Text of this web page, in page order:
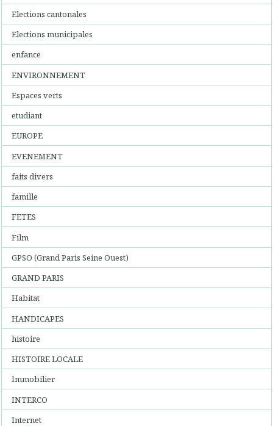
Elections cantonales
Elections municipales
enfance
ENVIRONNEMENT
Espaces verts
etudiant
EUROPE
EVENEMENT
faits divers
famille
FETES
Film
GPSO (Grand Paris Seine Ouest)
GRAND PARIS
Habitat
HANDICAPES
histoire
HISTOIRE LOCALE
Immobilier
INTERCO
Internet